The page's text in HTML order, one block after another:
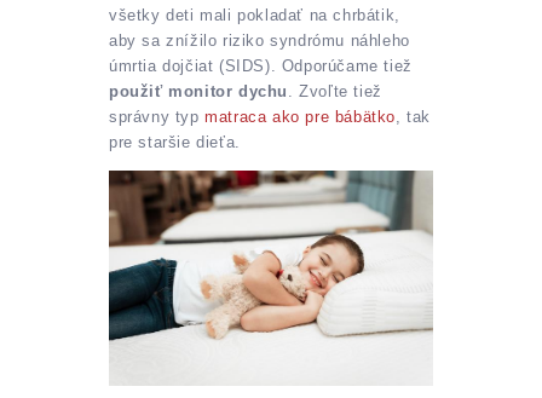
všetky deti mali pokladať na chrbátik,
aby sa znížilo riziko syndrómu náhleho
úmrtia dojčiat (SIDS). Odporúčame tiež
použiť monitor dychu
. Zvoľte tiež
správny typmatraca ako pre bábätko , tak
pre staršie dieťa.